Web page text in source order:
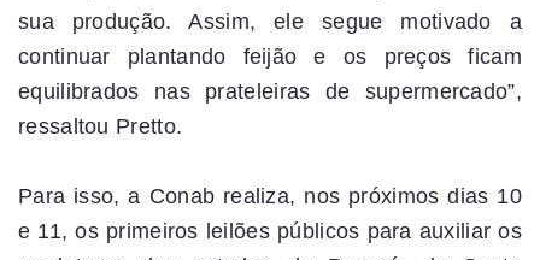
sua produção. Assim, ele segue motivado a
continuar plantando feijão e os preços ficam
equilibrados nas prateleiras de supermercado”,
ressaltou Pretto.
Para isso, a Conab realiza, nos próximos dias 10
e 11, os primeiros leilões públicos para auxiliar os